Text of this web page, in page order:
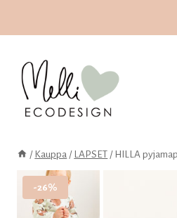
/ Kauppa / LAPSET / HILLA
-26%